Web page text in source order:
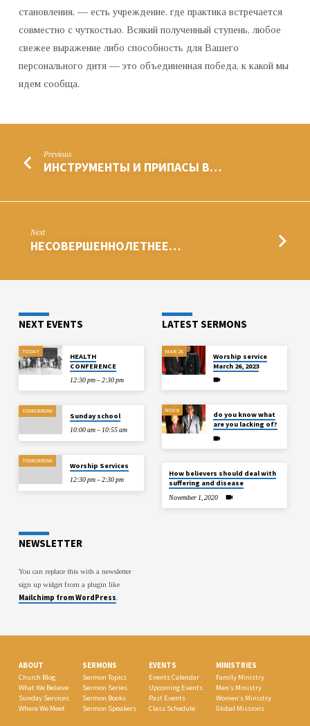
становления, — есть учреждение, где практика встречается
совместно с чуткостью. Всякий полученный ступень, любое
свежее выражение либо способность для Вашего
персонального дитя — это объединенная победа, к какой мы
идем сообща.
Previous
ИНСТРУМЕНТЫ И ПРИПАСЫ В…
Next
НЕСОВЕРШЕННОЛЕТНЕЕ…
NEXT EVENTS
TODAY
HEALTH
CONFERENCE
12:30 pm – 2:30 pm
TOMORROW
Sunday school
10:00 am – 10:55 am
TOMORROW
Worship Services
12:30 pm – 2:30 pm
LATEST SERMONS
MAR 26
Worship service
March 26, 2023
NOV 8
do you know what
are you lacking of?
How believers should deal with
suffering and disease
November 1, 2020
NEWSLETTER
You can replace this with a newsletter
sign up widget from a plugin like
Mailchimp from WordPress.
ABOUT
Church Blog
What We Believe
Sunday Services
Where We Meet
SERMONS
Sermon Topics
Sermon Series
Sermon Books
Sermon Speakers
EVENTS
Events Calendar
Upcoming Events
Past Events
Class Schedule
MINISTRIES
Family Ministry
Men’s Ministry
Women’s Ministry
Global Missions